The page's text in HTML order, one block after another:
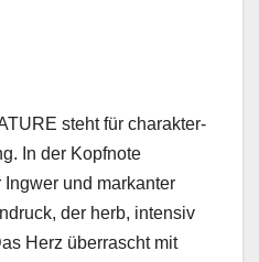
ste­ht für charak­ter­
In der Kopfnote
und markan­ter
der herb, inten­siv
Herz über­rascht mit